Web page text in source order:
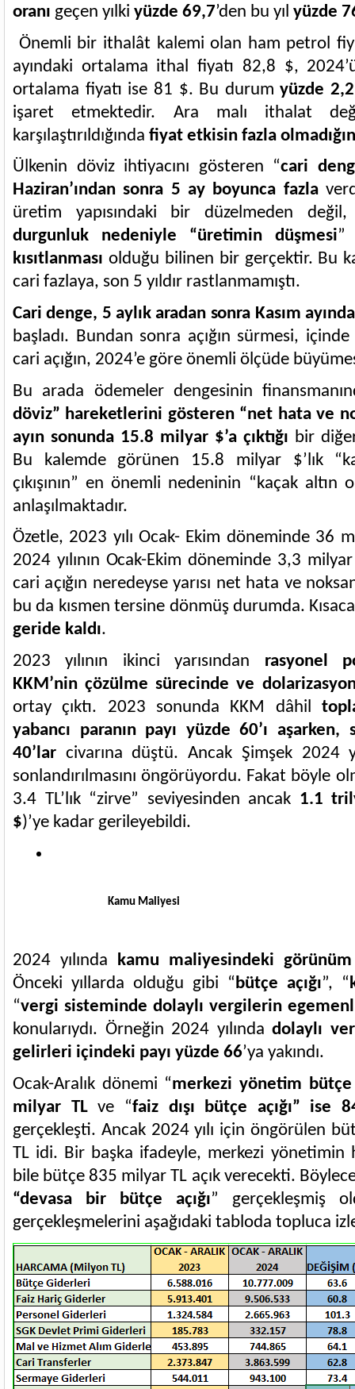
oranı geçen yılki yüzde 69,7’den bu yıl yüzde
Önemli bir ithalât kalemi olan ham petrol
ayındaki ortalama ithal fiyatı 82,8 $,
ortalama fiyatı ise 81 $. Bu durumyüzde
işaret etmektedir. Ara malı ithalat
karşılaştırıldığında fiyat etkisin fazla olmadığın
Ülkenin döviz ihtiyacını gösteren “cari
Haziran’ından sonra 5 ay boyunca fazla
üretim yapısındaki bir düzelmeden
durgunluk nedeniyle “üretimin düşmesi
kısıtlanması olduğu bilinen bir gerçektir. Bu
cari fazlaya, son 5 yıldır rastlanmamıştı.
Cari denge, 5 aylık aradan sonra Kasım
başladı. Bundan sonra açığın sürmesi,
cari açığın, 2024’e göre önemli ölçüde
Bu arada ödemeler dengesinin
döviz” hareketlerini gösteren “net hata ve
ayın sonunda 15.8 milyar $’a çıktığı bir
Bu kalemde görünen 15.8 milyar $’lık
çıkışının” en önemli nedeninin “kaçak altın
anlaşılmaktadır.
Özetle, 2023 yılı Ocak- Ekim döneminde 36
2024 yılının Ocak-Ekim döneminde 3,3
cari açığın neredeyse yarısı net hata ve
bu da kısmen tersine dönmüş durumda.
geride kaldı.
2023 yılının ikinci yarısından rasyonel
KKM’nin çözülme sürecinde ve
ortay çıktı. 2023 sonunda KKM dâhil
yabancı paranın payı yüzde 60’ı
40’lar civarına düştü. Ancak Şimşek 2024
sonlandırılmasını öngörüyordu. Fakat böyle
3.4 TL’lık “zirve” seviyesinden ancak 1.1
$)’ye kadar gerileyebildi.
Kamu Maliyesi
2024 yılında kamu maliyesindeki
Önceki yıllarda olduğu gibi “bütçe açığı”, “
“vergi sisteminde dolaylı vergilerin
konularıydı. Örneğin 2024 yılındadolaylı
gelirleri içindeki payı yüzde 66’ya yakındı.
Ocak-Aralık dönemi “merkezi yönetim bütçe
milyar TLve “faiz dışı bütçe açığı” ise
gerçekleşti. Ancak 2024 yılı için öngörülen
TL idi. Bir başka ifadeyle, merkezi yönetimin
bile bütçe 835 milyar TL açık verecekti.
“devasa bir bütçe açığı” gerçekleşmiş
gerçekleşmelerini aşağıdaki tabloda topluca